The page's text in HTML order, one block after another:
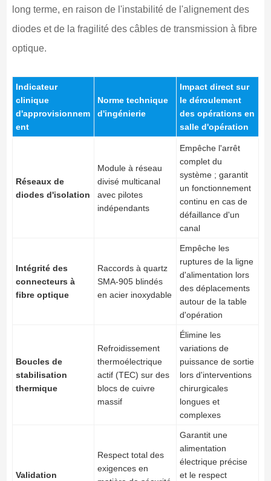
long terme, en raison de l'instabilité de l'alignement des
diodes et de la fragilité des câbles de transmission à fibre
optique.
Indicateur
clinique
d'approvisionnem
ent
Norme technique
d'ingénierie
Impact direct sur
le déroulement
des opérations en
salle d'opération
Réseaux de
diodes d'isolation
Module à réseau
divisé multicanal
avec pilotes
indépendants
Empêche l'arrêt
complet du
système ; garantit
un fonctionnement
continu en cas de
défaillance d'un
canal
Intégrité des
connecteurs à
fibre optique
Raccords à quartz
SMA-905 blindés
en acier inoxydable
Empêche les
ruptures de la ligne
d'alimentation lors
des déplacements
autour de la table
d'opération
Boucles de
stabilisation
thermique
Refroidissement
thermoélectrique
actif (TEC) sur des
blocs de cuivre
massif
Élimine les
variations de
puissance de sortie
lors d'interventions
chirurgicales
longues et
complexes
Validation
Respect total des
exigences en
Garantit une
alimentation
électrique précise
et le respect